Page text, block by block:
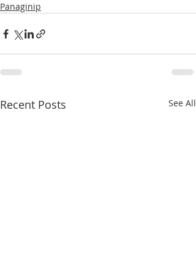
Panaginip
Recent Posts See All